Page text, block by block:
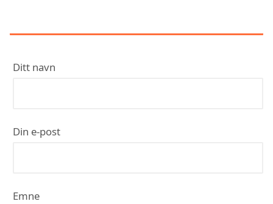
Ditt navn
Din e-post
Emne